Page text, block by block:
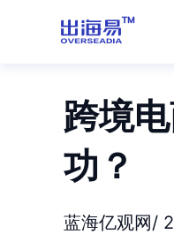
跨境
功？
蓝海亿观网/